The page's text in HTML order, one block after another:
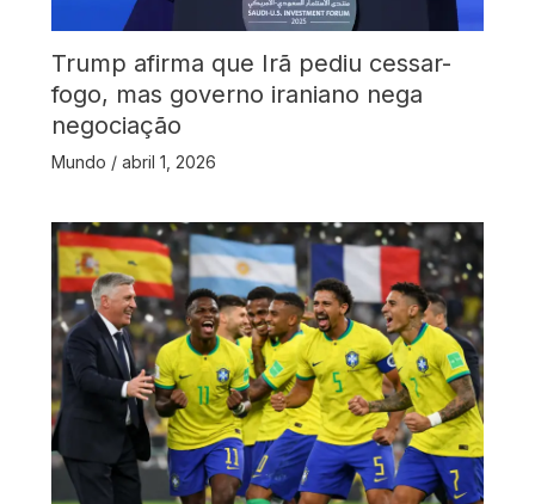
Trump afirma que Irã pediu cessar-
fogo, mas governo iraniano nega
negociação
Mundo / abril 1, 2026